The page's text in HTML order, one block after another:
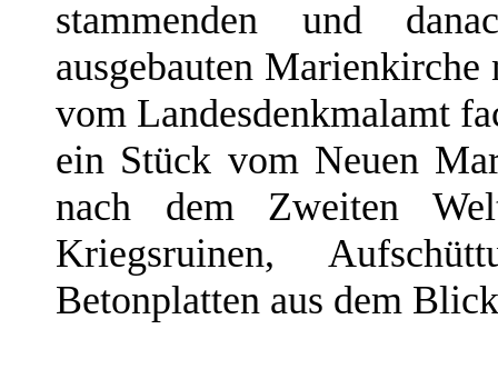
stammenden und
ausgebauten
vom Landesdenkmalamt
ein Stück vom Neuen
nach dem Zweiten
Kriegsruinen,
Betonplatten aus dem